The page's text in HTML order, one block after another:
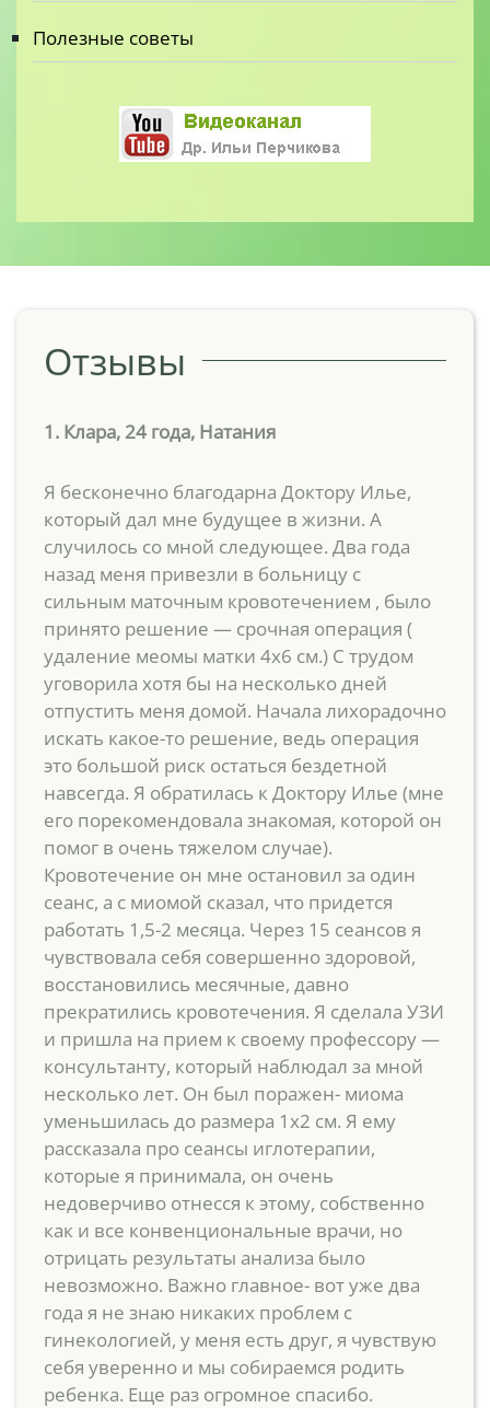
Полезные советы
Отзывы
1. Клара, 24 года, Натания
Я бесконечно благодарна Доктору Илье,
который дал мне будущее в жизни. А
случилось со мной следующее. Два года
назад меня привезли в больницу с
сильным маточным кровотечением , было
принято решение — срочная операция (
удаление меомы матки 4х6 см.) С трудом
уговорила хотя бы на несколько дней
отпустить меня домой. Начала лихорадочно
искать какое-то решение, ведь операция
это большой риск остаться бездетной
навсегда. Я обратилась к Доктору Илье (мне
его порекомендовала знакомая, которой он
помог в очень тяжелом случае).
Кровотечение он мне остановил за один
сеанс, а с миомой сказал, что придется
работать 1,5-2 месяца. Через 15 сеансов я
чувствовала себя совершенно здоровой,
восстановились месячные, давно
прекратились кровотечения. Я сделала УЗИ
и пришла на прием к своему профессору —
консультанту, который наблюдал за мной
несколько лет. Он был поражен- миома
уменьшилась до размера 1х2 см. Я ему
рассказала про сеансы иглотерапии,
которые я принимала, он очень
недоверчиво отнесся к этому, собственно
как и все конвенциональные врачи, но
отрицать результаты анализа было
невозможно. Важно главное- вот уже два
года я не знаю никаких проблем с
гинекологией, у меня есть друг, я чувствую
себя уверенно и мы собираемся родить
ребенка. Еще раз огромное спасибо.